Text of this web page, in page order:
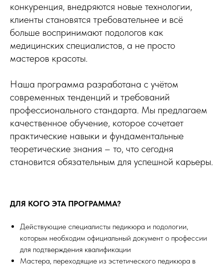
конкуренция, внедряются новые технологии,
клиенты становятся требовательнее и всё
больше воспринимают подологов как
медицинских специалистов, а не просто
мастеров красоты.
Наша программа разработана с учётом
современных тенденций и требований
профессионального стандарта. Мы предлагаем
качественное обучение, которое сочетает
практические навыки и фундаментальные
теоретические знания – то, что сегодня
становится обязательным для успешной карьеры.
ДЛЯ КОГО ЭТА ПРОГРАММА?
Действующие специалисты педикюра и подологии,
которым необходим официальный документ о профессии
для подтверждения квалификации
Мастера, переходящие из эстетического педикюра в